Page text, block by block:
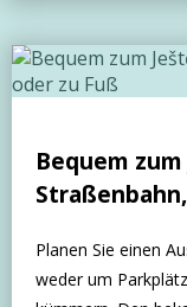
Bequem
Planen Sie einen
weder um